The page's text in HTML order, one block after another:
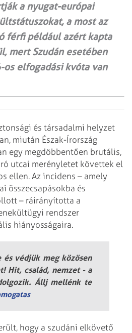
a nyugat-európai
a most az
férfi például azért kapta
mert Szudán esetében
elfogadási kvóta van
és társadalmi helyzet
miután Észak-Írország
egy megdöbbentően brutális,
utcai merényletet követtek el
ellen. Az incidens – amely
összecsapásokba és
– ráirányította a
rendszer
hiányosságaira.
és védjük meg közösen
Hit, család, nemzet - a
Állj mellénk te
hogy a szudáni elkövető